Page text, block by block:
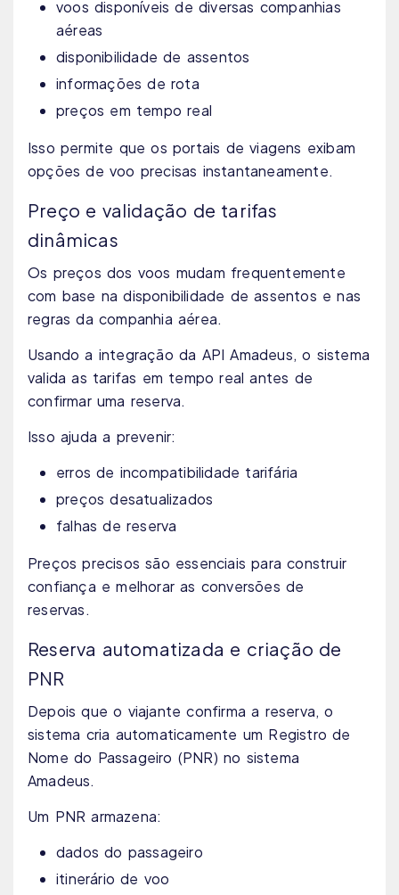
voos disponíveis de diversas companhias
aéreas
disponibilidade de assentos
informações de rota
preços em tempo real
Isso permite que os portais de viagens exibam
opções de voo precisas instantaneamente.
Preço e validação de tarifas
dinâmicas
Os preços dos voos mudam frequentemente
com base na disponibilidade de assentos e nas
regras da companhia aérea.
Usando a integração da API Amadeus, o sistema
valida as tarifas em tempo real antes de
confirmar uma reserva.
Isso ajuda a prevenir:
erros de incompatibilidade tarifária
preços desatualizados
falhas de reserva
Preços precisos são essenciais para construir
confiança e melhorar as conversões de
reservas.
Reserva automatizada e criação de
PNR
Depois que o viajante confirma a reserva, o
sistema cria automaticamente um Registro de
Nome do Passageiro (PNR) no sistema
Amadeus.
Um PNR armazena:
dados do passageiro
itinerário de voo